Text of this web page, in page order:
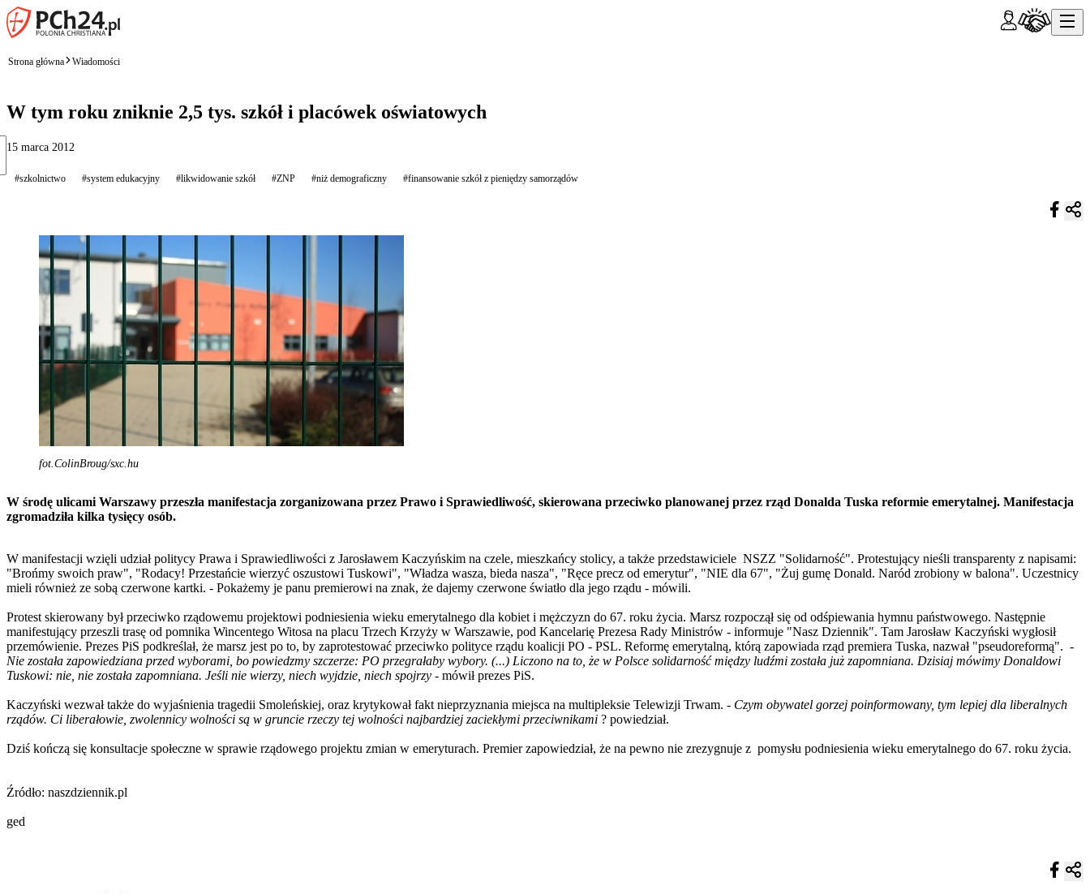
Strona główna Wiadomości
W tym roku zniknie 2,5 tys. szkół i placówek oświatowych
15 marca 2012
#szkolnictwo #system edukacyjny #likwidowanie szkół #ZNP #niż demograficzny #finansowanie szkół z pieniędzy samorządów
fot.ColinBroug/sxc.hu
W środę ulicami Warszawy przeszła manifestacja zorganizowana przez Prawo i Sprawiedliwość, skierowana przeciwko planowanej przez rząd Donalda Tuska reformie emerytalnej. Manifestacja
zgromadziła kilka tysięcy osób.
W manifestacji wzięli udział politycy Prawa i Sprawiedliwości z Jarosławem Kaczyńskim na czele, mieszkańcy stolicy, a także przedstawiciele NSZZ "Solidarność". Protestujący nieśli transparenty z napisami:
"Brońmy swoich praw", "Rodacy! Przestańcie wierzyć oszustowi Tuskowi", "Władza wasza, bieda nasza", "Ręce precz od emerytur", "NIE dla 67", "Żuj gumę Donald. Naród zrobiony w balona". Uczestnicy
mieli również ze sobą czerwone kartki. - Pokażemy je panu premierowi na znak, że dajemy czerwone światło dla jego rządu - mówili.
Protest skierowany był przeciwko rządowemu projektowi podniesienia wieku emerytalnego dla kobiet i mężczyzn do 67. roku życia. Marsz rozpoczął się od odśpiewania hymnu państwowego. Następnie
manifestujący przeszli trasę od pomnika Wincentego Witosa na placu Trzech Krzyży w Warszawie, pod Kancelarię Prezesa Rady Ministrów - informuje "Nasz Dziennik". Tam Jarosław Kaczyński wygłosił
przemówienie. Prezes PiS podkreślał, że marsz jest po to, by zaprotestować przeciwko polityce rządu koalicji PO - PSL. Reformę emerytalną, którą zapowiada rząd premiera Tuska, nazwał "pseudoreformą". -
Nie została zapowiedziana przed wyborami, bo powiedzmy szczerze: PO przegrałaby wybory. (...) Liczono na to, że w Polsce solidarność między ludźmi została już zapomniana. Dzisiaj mówimy Donaldowi
Tuskowi: nie, nie została zapomniana. Jeśli nie wierzy, niech wyjdzie, niech spojrzy - mówił prezes PiS.
Kaczyński wezwał także do wyjaśnienia tragedii Smoleńskiej, oraz krytykował fakt nieprzyznania miejsca na multipleksie Telewizji Trwam. - Czym obywatel gorzej poinformowany, tym lepiej dla liberalnych
rządów. Ci liberałowie, zwolennicy wolności są w gruncie rzeczy tej wolności najbardziej zaciekłymi przeciwnikami ? powiedział.
Dziś kończą się konsultacje społeczne w sprawie rządowego projektu zmian w emeryturach. Premier zapowiedział, że na pewno nie zrezygnuje z pomysłu podniesienia wieku emerytalnego do 67. roku życia.
Źródło: naszdziennik.pl
ged